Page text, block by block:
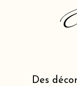
Des